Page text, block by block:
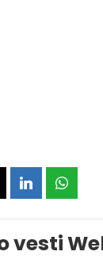
vesti